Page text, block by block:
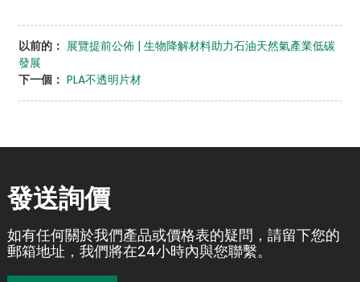
以前的： 展覽提前公佈 | 生物降解材料助力石油天然氣產業低碳
發展
下一個： PLA不透明片材
發送詢價
如有任何關於我們產品或價格表的疑問，請留下您的
郵箱地址，我們將在24小時內與您聯繫。